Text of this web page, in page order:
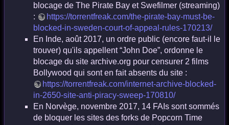
blocage de The Pirate Bay et Swefilmer (streaming)
:
https://torrentfreak.com/the-pirate-bay-must-be-
blocked-in-sweden-court-of-appeal-rules-170213/
En Inde, août 2017, un ordre public (encore faut-il le
trouver) qu'ils appellent “John Doe”, ordonne le
blocage du site archive.org pour censurer 2 films
Bollywood qui sont en fait absents du site :
https://torrentfreak.com/internet-archive-blocked-
in-2650-site-anti-piracy-sweep-170810/
En Norvège, novembre 2017, 14 FAIs sont sommés
de bloquer les sites des forks de Popcorn Time